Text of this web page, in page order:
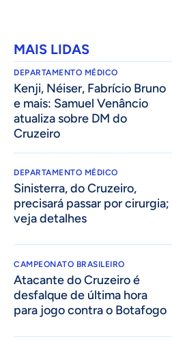
MAIS LIDAS
DEPARTAMENTO MÉDICO
Kenji, Néiser, Fabrício Bruno
e mais: Samuel Venâncio
atualiza sobre DM do
Cruzeiro
DEPARTAMENTO MÉDICO
Sinisterra, do Cruzeiro,
precisará passar por cirurgia;
veja detalhes
CAMPEONATO BRASILEIRO
Atacante do Cruzeiro é
desfalque de última hora
para jogo contra o Botafogo